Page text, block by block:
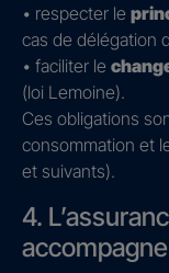
• respecter le
cas de délégation
• faciliter le
(loi Lemoine).
Ces obligations
consommation et
et suivants).
4.